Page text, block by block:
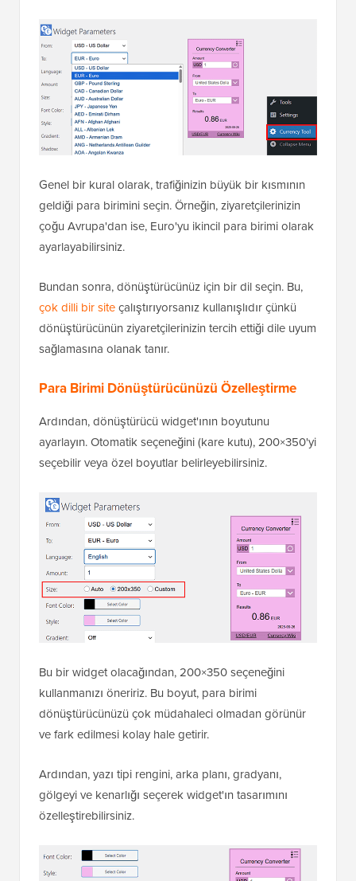
Genel bir kural olarak, trafiğinizin büyük bir kısmının
geldiği para birimini seçin. Örneğin, ziyaretçilerinizin
çoğu Avrupa'dan ise, Euro'yu ikincil para birimi olarak
ayarlayabilirsiniz.
Bundan sonra, dönüştürücünüz için bir dil seçin. Bu,
çok dilli bir siteçalıştırıyorsanız kullanışlıdır çünkü
dönüştürücünün ziyaretçilerinizin tercih ettiği dile uyum
sağlamasına olanak tanır.
Para Birimi Dönüştürücünüzü Özelleştirme
Ardından, dönüştürücü widget'ının boyutunu
ayarlayın. Otomatik seçeneğini (kare kutu), 200×350'yi
seçebilir veya özel boyutlar belirleyebilirsiniz.
Bu bir widget olacağından, 200×350 seçeneğini
kullanmanızı öneririz. Bu boyut, para birimi
dönüştürücünüzü çok müdahaleci olmadan görünür
ve fark edilmesi kolay hale getirir.
Ardından, yazı tipi rengini, arka planı, gradyanı,
gölgeyi ve kenarlığı seçerek widget'ın tasarımını
özelleştirebilirsiniz.